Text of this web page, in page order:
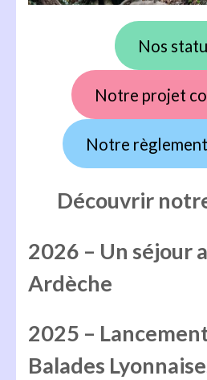
Nos
Notre projet
Notre
Découvrir
2026 – Un séjour
Ardèche
2025 –
Balades